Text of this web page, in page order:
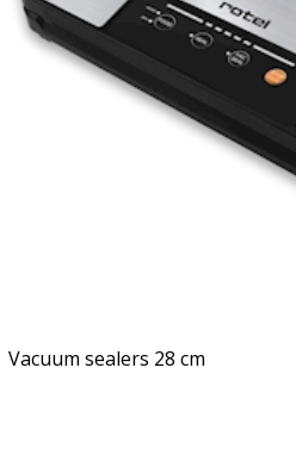
Vacuum sealers 28 cm